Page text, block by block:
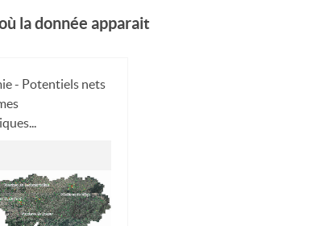
la donnée apparait
- Potentiels nets